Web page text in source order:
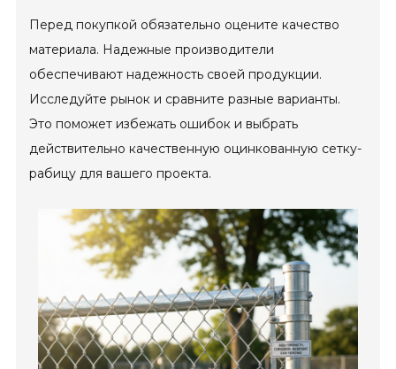
Перед покупкой обязательно оцените качество
материала. Надежные производители
обеспечивают надежность своей продукции.
Исследуйте рынок и сравните разные варианты.
Это поможет избежать ошибок и выбрать
действительно качественную оцинкованную сетку-
рабицу для вашего проекта.